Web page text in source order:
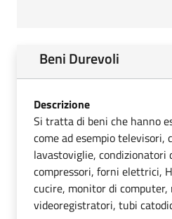
Beni Durevoli
Descrizione
Si tratta di beni che hanno
come ad esempio televisori,
lavastoviglie, condizionatori
compressori, forni elettrici,
cucire, monitor di computer,
videoregistratori, tubi